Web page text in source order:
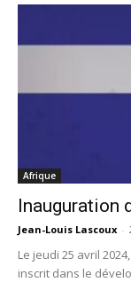
Afrique
Inauguration
Jean-Louis Lascoux -
Le jeudi 25 avril
inscrit dans le